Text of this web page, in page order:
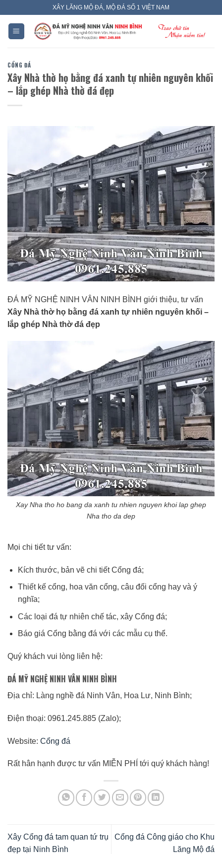
content
XÂY LĂNG MỘ ĐÁ, MỘ ĐÁ SỐ 1 VIỆT NAM
CỔNG ĐÁ
Xây Nhà thờ họ bằng đá xanh tự nhiên nguyên khối
– lắp ghép Nhà thờ đá đẹp
ĐÁ MỸ NGHỆ NINH VÂN NINH BÌNH giới thiệu, tư vấn
Xây Nhà thờ họ bằng đá xanh tự nhiên nguyên khối –
lắp ghép Nhà thờ đá đẹp
Xay Nha tho ho bang da xanh tu nhien nguyen khoi lap ghep
Nha tho da dep
Mọi chi tiết tư vấn:
Kích thước, bản vẽ chi tiết Cổng đá;
Thiết kế cổng, hoa văn cổng, câu đối cổng hay và ý
nghĩa;
Các loại đá tự nhiên chế tác, xây Cổng đá;
Báo giá Cổng bằng đá với các mẫu cụ thể.
Quý khách vui lòng liên hệ:
ĐÁ MỸ NGHỆ NINH VÂN NINH BÌNH
Địa chỉ: Làng nghề đá Ninh Vân, Hoa Lư, Ninh Bình;
Điện thoại: 0961.245.885 (Zalo);
Website: Cổng đá
Rất hân hạnh được tư vấn MIỄN PHÍ tới quý khách hàng!
Xây Cổng đá tam quan tứ trụ
đẹp tại Ninh Bình
Cổng đá Công giáo cho Khu
Lăng Mộ đá